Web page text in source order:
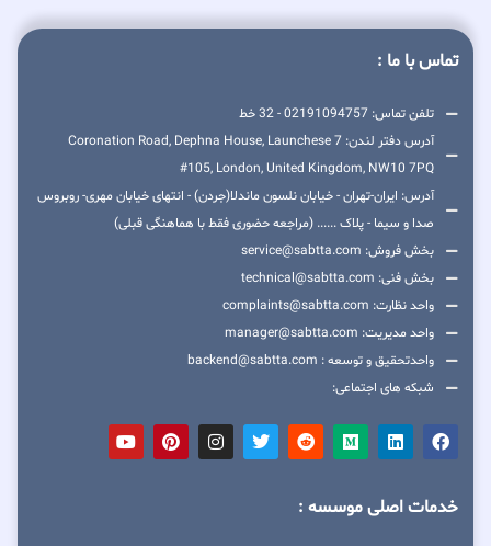
تماس با ما :
تلفن تماس: 02191094757 - 32 خط
آدرس دفتر لندن: 7 Coronation Road, Dephna House, Launchese
#105, London, United Kingdom, NW10 7PQ
آدرس: ایران-تهران - خیابان نلسون ماندلا(جردن) - انتهای خیابان مهری- روبروس
صدا و سیما - پلاک ...... (مراجعه حضوری فقط با هماهنگی قبلی)
بخش فروش: service@sabtta.com
بخش فنی: technical@sabtta.com
واحد نظارت: complaints@sabtta.com
واحد مدیریت: manager@sabtta.com
واحدتحقیق و توسعه : backend@sabtta.com
شبکه های اجتماعی:
خدمات اصلی موسسه :